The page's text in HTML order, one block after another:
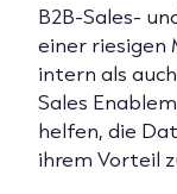
B2B-Sales-
einer riesigen
intern als
Sales
helfen, die
ihrem Vorteil